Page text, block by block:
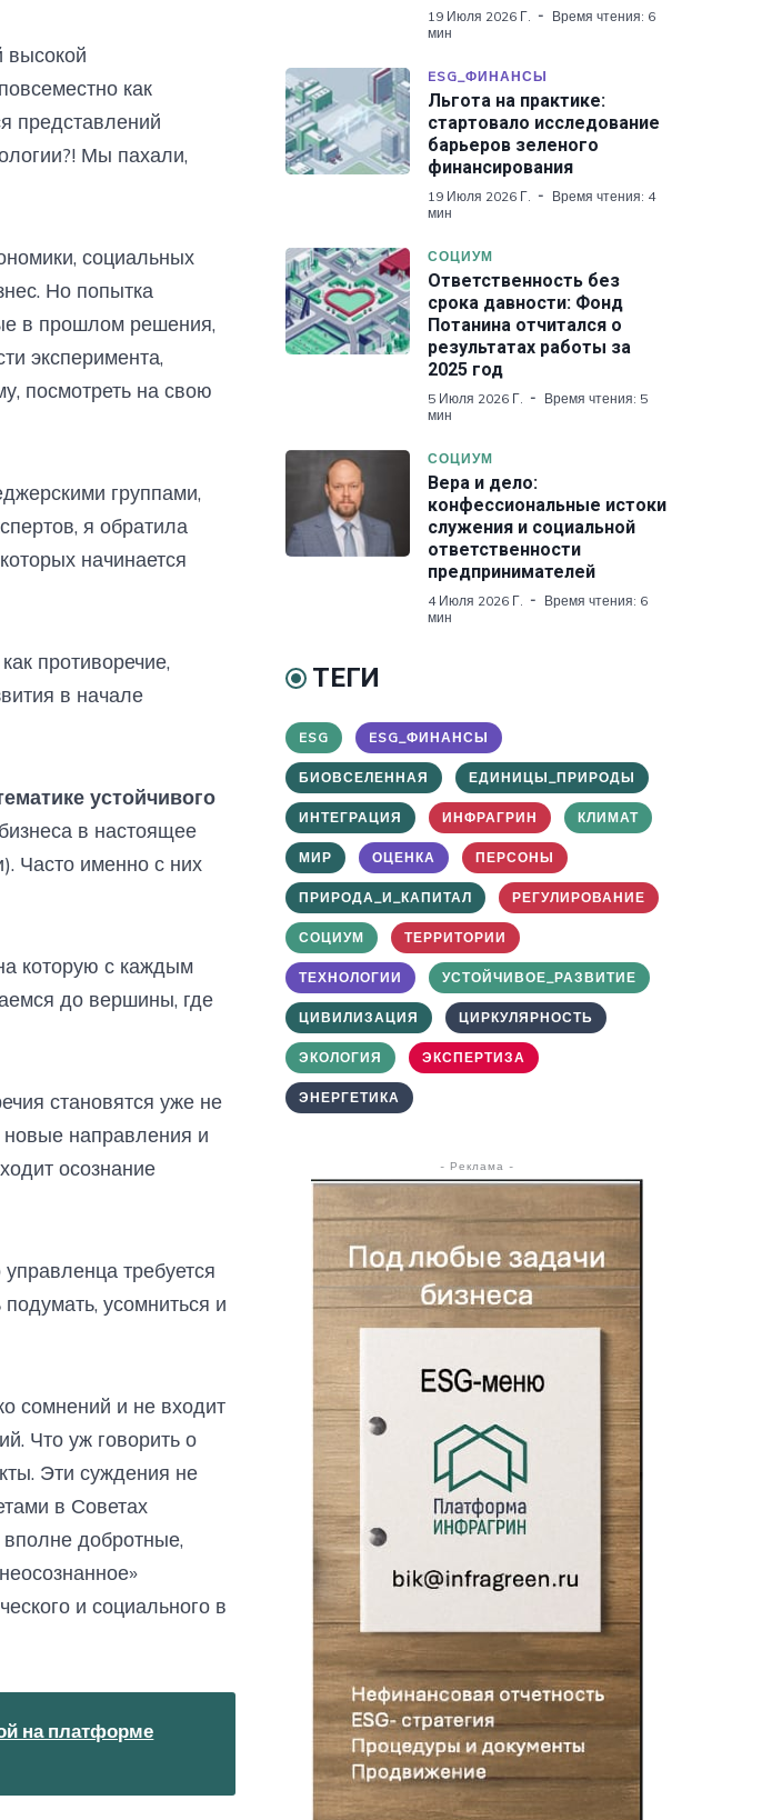
высокой
как
представлений
Мы пахали,
социальных
Но попытка
в прошлом решения,
эксперимента,
посмотреть на свою
группами,
я обратила
начинается
противоречие,
в начале
устойчивого
в настоящее
Часто именно с них
которую с каждым
до вершины, где
становятся уже не
направления и
осознание
требуется
усомниться и
сомнений и не входит
Что уж говорить о
Эти суждения не
в Советах
добротные,
и социального в
на платформе
19 Июля 2026 Г.
Время чтения: 6
мин
ESG_ФИНАНСЫ
Льгота на практике:
стартовало исследование
барьеров зеленого
финансирования
19 Июля 2026 Г.
Время чтения: 4
мин
СОЦИУМ
Ответственность без
срока давности: Фонд
Потанина отчитался о
результатах работы за
2025 год
5 Июля 2026 Г.
Время чтения: 5
мин
СОЦИУМ
Вера и дело:
конфессиональные истоки
служения и социальной
ответственности
предпринимателей
4 Июля 2026 Г.
Время чтения: 6
мин
ТЕГИ
ESG ESG_ФИНАНСЫ
БИОВСЕЛЕННАЯ ЕДИНИЦЫ_ПРИРОДЫ
ИНТЕГРАЦИЯ ИНФРАГРИН КЛИМАТ
МИР ОЦЕНКА ПЕРСОНЫ
ПРИРОДА_И_КАПИТАЛ РЕГУЛИРОВАНИЕ
СОЦИУМ ТЕРРИТОРИИ
ТЕХНОЛОГИИ УСТОЙЧИВОЕ_РАЗВИТИЕ
ЦИВИЛИЗАЦИЯ ЦИРКУЛЯРНОСТЬ
ЭКОЛОГИЯ ЭКСПЕРТИЗА
ЭНЕРГЕТИКА
- Реклама -